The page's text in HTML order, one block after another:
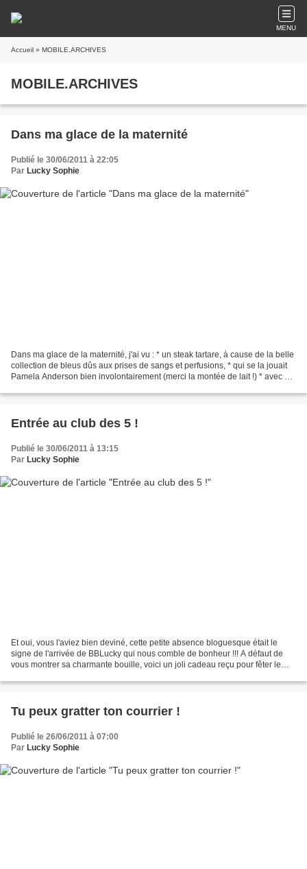
MENU
Accueil » MOBILE.ARCHIVES
MOBILE.ARCHIVES
Dans ma glace de la maternité
Publié le 30/06/2011 à 22:05
Par Lucky Sophie
Dans ma glace de la maternité, j'ai vu : * un steak tartare, à cause de la belle
collection de bleus dûs aux prises de sangs et perfusions, * qui se la jouait
Pamela Anderson bien involontairement (merci la montée de lait !) * avec un
Entrée au club des 5 !
Publié le 30/06/2011 à 13:15
Par Lucky Sophie
Et oui, vous l'aviez bien deviné, cette petite absence bloguesque était le
signe de l'arrivée de BBLucky qui nous comble de bonheur !!! A défaut de
vous montrer sa charmante bouille, voici un joli cadeau reçu pour fêter le
Tu peux gratter ton courrier !
Publié le 26/06/2011 à 07:00
Par Lucky Sophie